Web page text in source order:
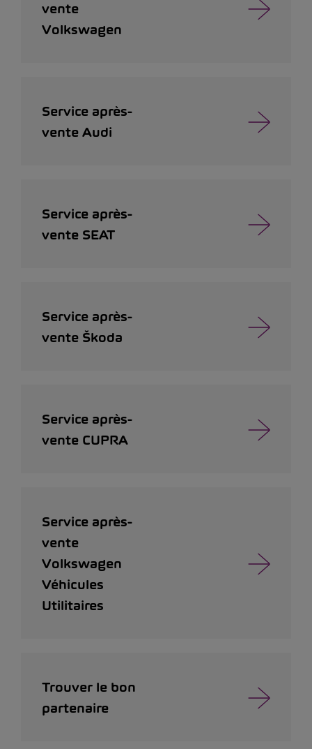
vente
Volkswagen
Service après-
vente Audi
Service après-
vente SEAT
Service après-
vente Škoda
Service après-
vente CUPRA
Service après-
vente
Volkswagen
Véhicules
Utilitaires
Trouver le bon
partenaire